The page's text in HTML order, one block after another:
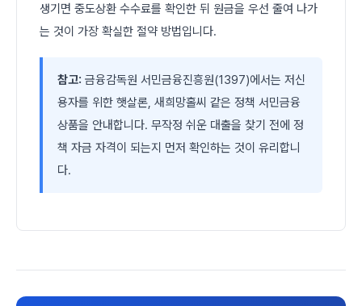
생기면 중도상환 수수료를 확인한 뒤 원금을 우선 줄여 나가
는 것이 가장 확실한 절약 방법입니다.
참고: 금융감독원 서민금융진흥원(1397)에서는 저신
용자를 위한 햇살론, 새희망홀씨 같은 정책 서민금융
상품을 안내합니다. 무작정 쉬운 대출을 찾기 전에 정
책 자금 자격이 되는지 먼저 확인하는 것이 유리합니
다.